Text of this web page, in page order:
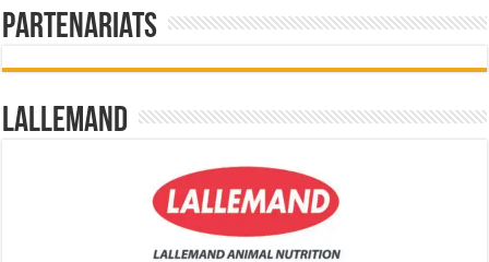
Partenariats
Lallemand